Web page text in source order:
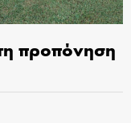
προπόνηση